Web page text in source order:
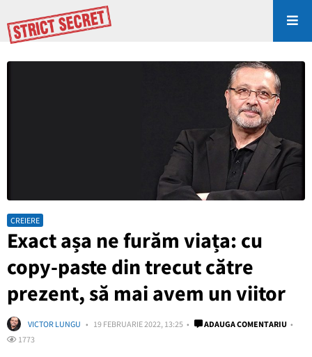
CREIERE
Exact așa ne furăm viața: cu
copy-paste din trecut către
prezent, să mai avem un viitor
VICTOR LUNGU 19 FEBRUARIE 2022, 13:25
ADAUGA COMENTARIU
1773